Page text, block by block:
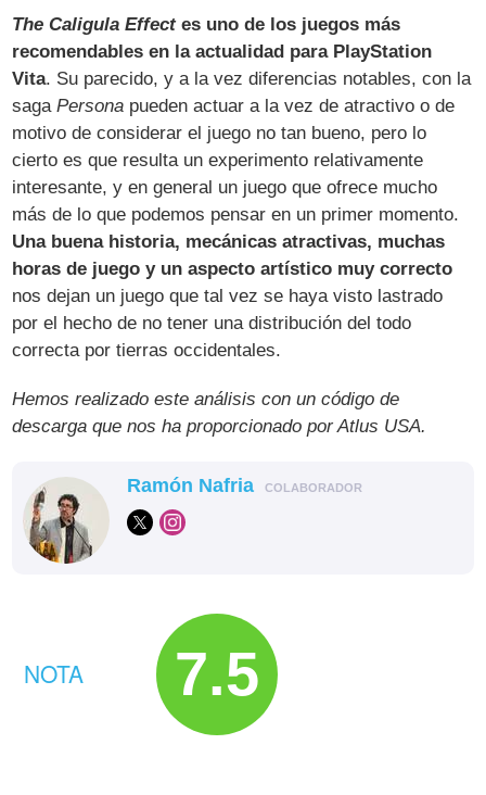
The Caligula Effectes uno de los juegos más
recomendables en la actualidad para PlayStation
Vita. Su parecido, y a la vez diferencias notables, con la
sagaPersona pueden actuar a la vez de atractivo o de
motivo de considerar el juego no tan bueno, pero lo
cierto es que resulta un experimento relativamente
interesante, y en general un juego que ofrece mucho
más de lo que podemos pensar en un primer momento.
Una buena historia, mecánicas atractivas, muchas
horas de juego y un aspecto artístico muy correcto
nos dejan un juego que tal vez se haya visto lastrado
por el hecho de no tener una distribución del todo
correcta por tierras occidentales.
Hemos realizado este análisis con un código de
descarga que nos ha proporcionado por Atlus USA.
Ramón Nafria COLABORADOR
NOTA 7.5